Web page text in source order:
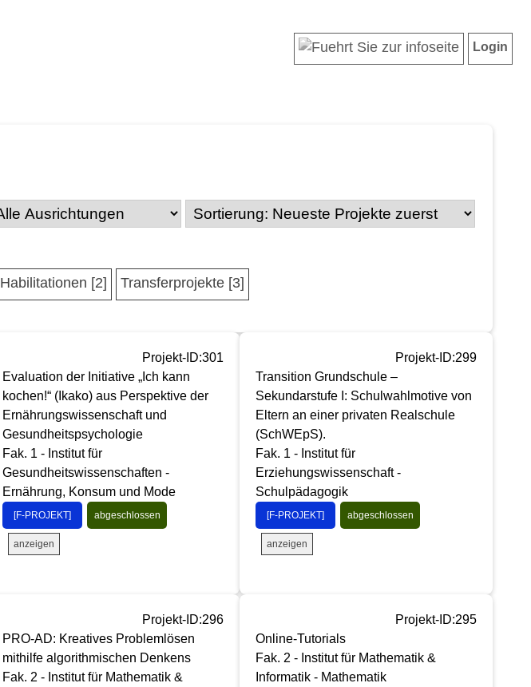
Login
Habilitationen [2] Transferprojekte [3]
Projekt-ID:301
Evaluation der Initiative „Ich kann
kochen!“ (Ikako) aus Perspektive der
Ernährungswissenschaft und
Gesundheitspsychologie
Fak. 1 - Institut für
Gesundheitswissenschaften -
Ernährung, Konsum und Mode
[F-PROJEKT] abgeschlossen
anzeigen
Projekt-ID:299
Transition Grundschule –
Sekundarstufe I: Schulwahlmotive von
Eltern an einer privaten Realschule
(SchWEpS).
Fak. 1 - Institut für
Erziehungswissenschaft -
Schulpädagogik
[F-PROJEKT] abgeschlossen
anzeigen
Projekt-ID:296
PRO-AD: Kreatives Problemlösen
mithilfe algorithmischen Denkens
Fak. 2 - Institut für Mathematik &
Projekt-ID:295
Online-Tutorials
Fak. 2 - Institut für Mathematik &
Informatik - Mathematik